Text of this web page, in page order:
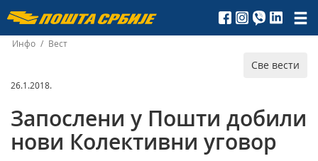
Пошта
Србије
д.о.о.
Инфо / Вест
Све вести
26.1.2018.
Запослени у Пошти добили
нови Колективни уговор